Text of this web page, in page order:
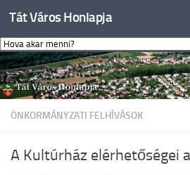
Skip to content
Tát Város Honlapja
ÖNKORMÁNYZATI FELHÍVÁSOK
A Kultúrház elérhetőségei